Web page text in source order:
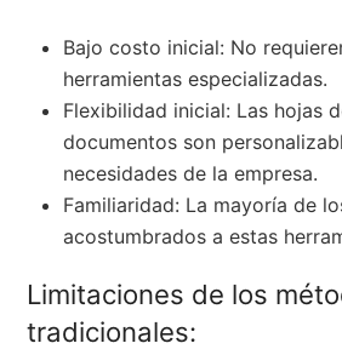
Bajo costo inicial: No
herramientas especializadas.
Flexibilidad inicial: Las hojas
documentos son
necesidades de la empresa.
Familiaridad: La mayoría de
acostumbrados a estas
Limitaciones de los
tradicionales: